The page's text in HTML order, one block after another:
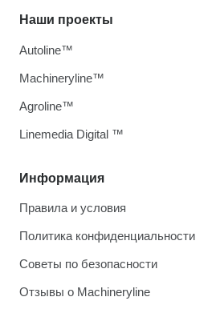
Информация
Правила и условия
Политика конфиденциальности
Советы по безопасности
Отзывы о Machineryline
Наши проекты
Autoline™
Machineryline™
Agroline™
Linemedia Digital ™